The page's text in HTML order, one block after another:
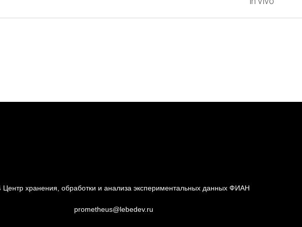
Центр хранения, обработки и анализа экспериментальных данных ФИАН
prometheus@lebedev.ru